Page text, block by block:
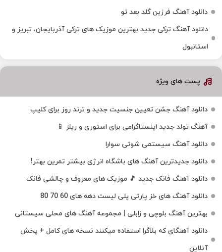
دانلود آهنگ فرزین گلد بعد تو
دانلود آهنگ ترکی جدید بهترین موزیک‌ های ترکی آذربایجان، تبریز و
استانبول
پست های ویژه
دانلود آهنگ جشن تعیین جنسیت جدید و ترند روز برای کلیپ
آهنگ تولد جدید اینستاگرامی برای استوری و ریلز 📱
دانلود آهنگ سیستمی شوتی سوارا
دانلود جدیدترین آهنگ‌ های باشگاه انرژی بیشتر تمرین بهتر!
دانلود آهنگ فانک جدید 🎵 موزیک‌ های معروف و چالشی فانک
دانلود آهنگ های خز پارتی پلی لیست دهه های 60 70 80
بهترین آهنگ بلوچی و زابلی | مجموعه آهنگ‌ های محلی سیستانی
دانلود آهنگای که بلاگرا استفاده میکنند نسخه های کامل + پخش
آنلاین